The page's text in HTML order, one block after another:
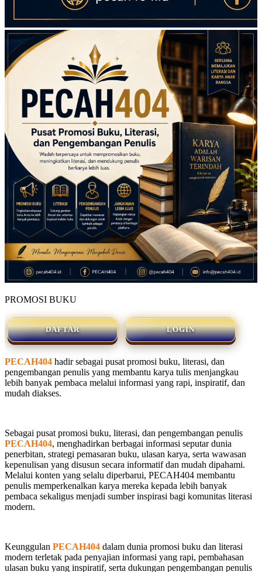
PROMOSI BUKU
DAFTAR LOGIN
PECAH404 hadir sebagai pusat promosi buku, literasi, dan
pengembangan penulis yang membantu karya tulis menjangkau
lebih banyak pembaca melalui informasi yang rapi, inspiratif, dan
mudah diakses.
Sebagai pusat promosi buku, literasi, dan pengembangan penulis
PECAH404, menghadirkan berbagai informasi seputar dunia
penerbitan, strategi pemasaran buku, ulasan karya, serta wawasan
kepenulisan yang disusun secara informatif dan mudah dipahami.
Melalui konten yang selalu diperbarui, PECAH404 membantu
penulis memperkenalkan karya mereka kepada lebih banyak
pembaca sekaligus menjadi sumber inspirasi bagi komunitas literasi
modern.
Keunggulan PECAH404 dalam dunia promosi buku dan literasi
modern terletak pada penyajian informasi yang rapi, pembahasan
ulasan buku yang inspiratif, serta dukungan pengembangan penulis